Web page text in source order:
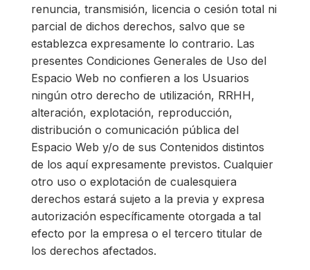
renuncia, transmisión, licencia o cesión total ni
parcial de dichos derechos, salvo que se
establezca expresamente lo contrario. Las
presentes Condiciones Generales de Uso del
Espacio Web no confieren a los Usuarios
ningún otro derecho de utilización, RRHH,
alteración, explotación, reproducción,
distribución o comunicación pública del
Espacio Web y/o de sus Contenidos distintos
de los aquí expresamente previstos. Cualquier
otro uso o explotación de cualesquiera
derechos estará sujeto a la previa y expresa
autorización específicamente otorgada a tal
efecto por la empresa o el tercero titular de
los derechos afectados.